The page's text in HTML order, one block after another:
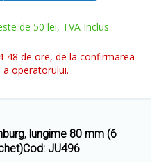
de 50 lei, TVA Inclus.
48 de ore, de la confirmarea
operatorului.
lungime 80 mm (6
JU496